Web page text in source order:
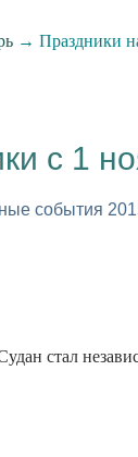
→ Праздники
с 1
события
стал